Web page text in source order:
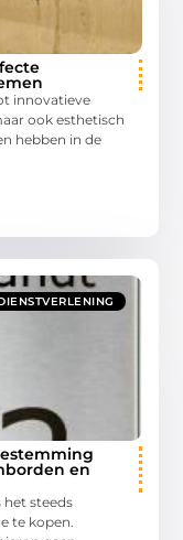
innovatieve
ook esthetisch
hebben in de
en
het steeds
te kopen.